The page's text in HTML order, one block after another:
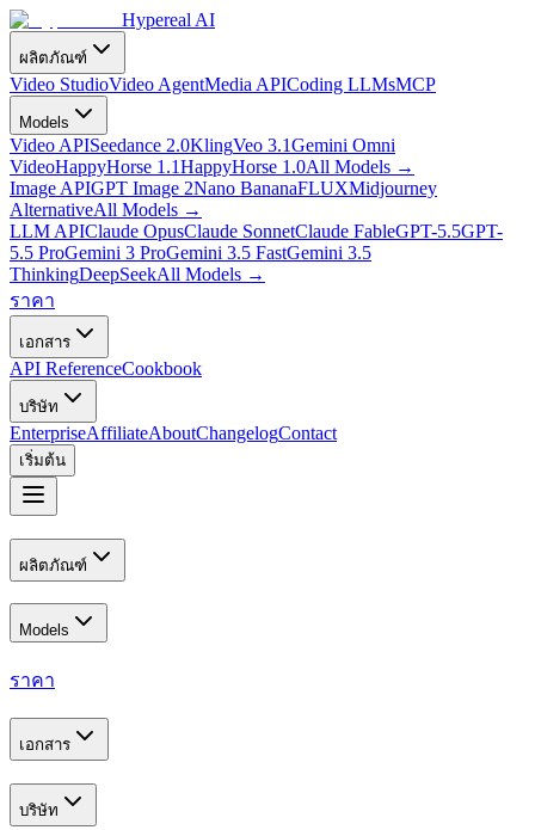
Hypereal AI
ผลิตภัณฑ์
Video StudioVideo AgentMedia APICoding LLMsMCP
Models
Video APISeedance 2.0KlingVeo 3.1Gemini Omni
VideoHappyHorse 1.1HappyHorse 1.0All Models →
Image APIGPT Image 2Nano BananaFLUXMidjourney
AlternativeAll Models →
LLM APIClaude OpusClaude SonnetClaude FableGPT-5.5GPT-
5.5 ProGemini 3 ProGemini 3.5 FastGemini 3.5
ThinkingDeepSeekAll Models →
ราคา
เอกสาร
API ReferenceCookbook
บริษัท
EnterpriseAffiliateAboutChangelogContact
เริ่มต้น
ผลิตภัณฑ์
Models
ราคา
เอกสาร
บริษัท